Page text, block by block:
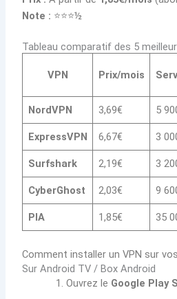
Note : ⭐⭐⭐½
Tableau comparatif des 5
VPN Prix/mois
NordVPN 3,69€ 5
ExpressVPN 6,67€ 3
Surfshark 2,19€ 3
CyberGhost 2,03€ 9
PIA 1,85€ 35
Comment installer un VPN sur
Sur Android TV / Box Android
Ouvrez le Google Play